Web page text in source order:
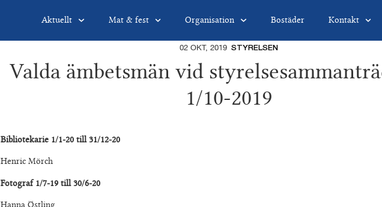
Aktuellt Mat & fest Organisation Bostäder Kontakt
02 OKT, 2019 STYRELSEN
Valda ämbetsmän vid
1/10-2019
Bibliotekarie 1/1-20 till 31/12-20
Henric Mörch
Fotograf 1/7-19 till 30/6-20